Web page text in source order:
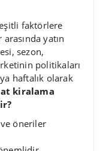
faktörlere
yatın
sezon,
politikaları
haftalık olarak
kiralama
öneriler